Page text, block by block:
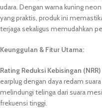
udara. Dengan warna kuning
yang praktis, produk ini
terjaga sekaligus memudahkan
Keunggulan & Fitur Utama:
Rating Reduksi Kebisingan
earplug dengan daya redam
melindungi telinga dari suara
frekuensi tinggi.